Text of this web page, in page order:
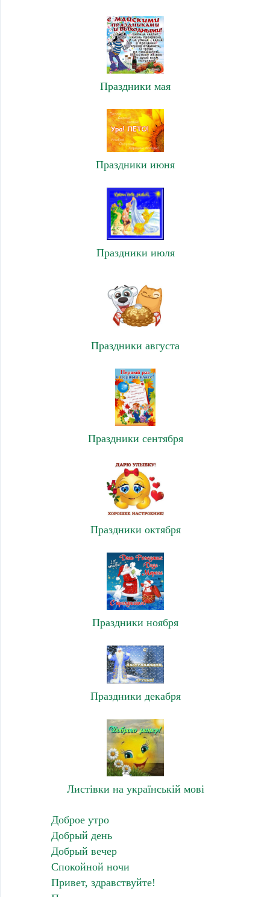
Праздники мая
Праздники июня
Праздники июля
Праздники августа
Праздники сентября
Праздники октября
Праздники ноября
Праздники декабря
Листівки на українській мові
Доброе утро
Добрый день
Добрый вечер
Спокойной ночи
Привет, здравствуйте!